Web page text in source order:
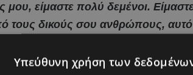
μου, είμαστε πολύ δεμένοι.
τους δικούς σου ανθρώπους,
είχα από μικρός αυτό. Το
Υπεύθυνη χρήση των